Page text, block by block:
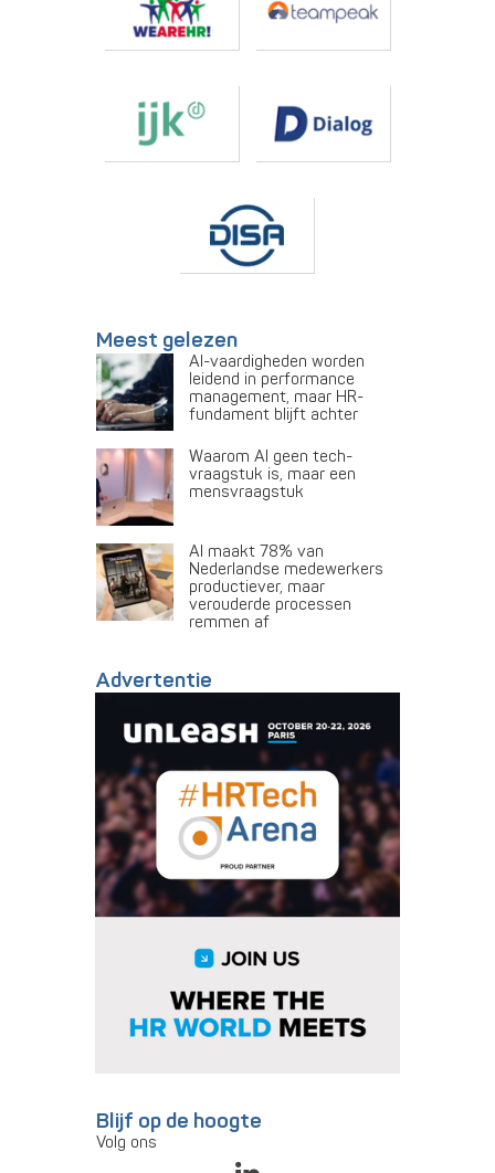
Meest gelezen
AI-vaardigheden worden
leidend in performance
management, maar HR-
fundament blijft achter
Waarom AI geen tech-
vraagstuk is, maar een
mensvraagstuk
AI maakt 78% van
Nederlandse medewerkers
productiever, maar
verouderde processen
remmen af
Advertentie
Blijf op de hoogte
Volg ons